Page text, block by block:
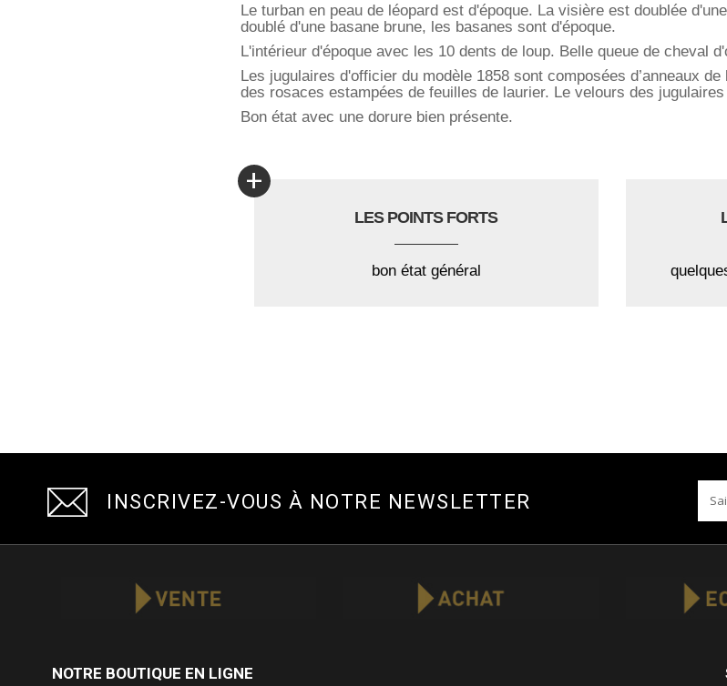
Le turban en peau de léopard est d'époque. La visière est doublée
doublé d'une basane brune, les basanes sont d'époque.
L'intérieur d'époque avec les 10 dents de loup. Belle queue de cheval
Les jugulaires d'officier du modèle 1858 sont composées d’anneaux
des rosaces estampées de feuilles de laurier. Le velours des
Bon état avec une dorure bien présente.
+
LES POINTS FORTS
bon état général
INSCRIVEZ-VOUS À NOTRE NEWSLETTER
NOTRE BOUTIQUE EN LIGNE